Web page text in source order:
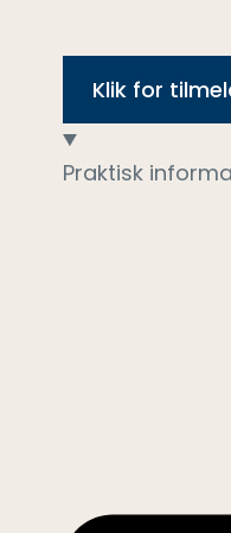
Klik for
Praktisk